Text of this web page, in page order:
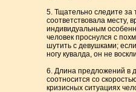
5. Тщательно следите за
соответствовала месту,
индивидуальным
человек проснулся с
шутить с девушками;
ногу кувалда, он не
6. Длина предложений в
соотносится со
кризисных ситуациях